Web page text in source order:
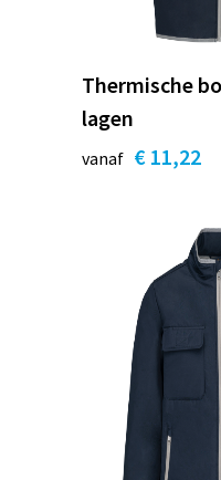
Thermische
lagen
vanaf € 11,22